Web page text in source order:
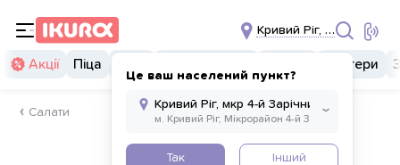
Кривий Ріг, мкр 4-й
Це ваш населений пункт?
Так Інший
Акції Піца Бургери
Салати